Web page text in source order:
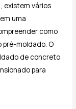
existem vários
uma
como
pré-moldado. O
de concreto
para